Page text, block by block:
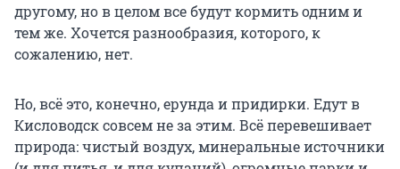
другому, но в целом все будут кормить одним и
тем же. Хочется разнообразия, которого, к
сожалению, нет.
Но, всё это, конечно, ерунда и придирки. Едут в
Кисловодск совсем не за этим. Всё перевешивает
природа: чистый воздух, минеральные источники